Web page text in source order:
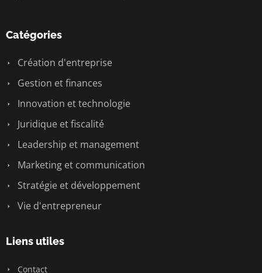
Catégories
Création d'entreprise
Gestion et finances
Innovation et technologie
Juridique et fiscalité
Leadership et management
Marketing et communication
Stratégie et développement
Vie d'entrepreneur
Liens utiles
Contact